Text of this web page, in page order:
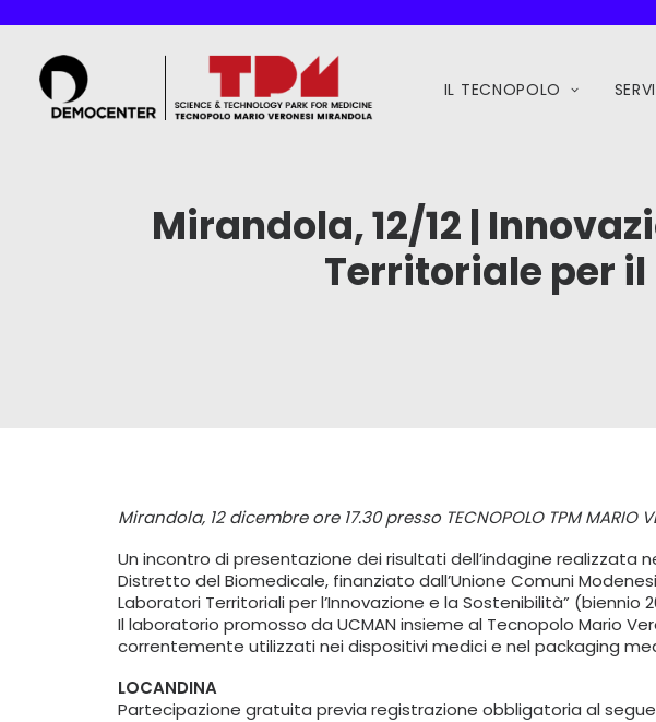
IL TECNOPOLO
Mirandola, 12/12 |
Territoriale per
Mirandola, 12 dicembre ore 17.30 presso TECNOPOLO TPM MARIO
Un incontro di presentazione dei risultati dell’indagine realizzata
Distretto del Biomedicale, finanziato dall’Unione Comuni
Laboratori Territoriali per l’Innovazione e la Sostenibilità” (biennio
Il laboratorio promosso da UCMAN insieme al Tecnopolo Mario
correntemente utilizzati nei dispositivi medici e nel packaging
LOCANDINA
Partecipazione gratuita previa registrazione obbligatoria al